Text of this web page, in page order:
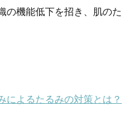
の機能低下を招き、肌のた
によるたるみの対策とは？